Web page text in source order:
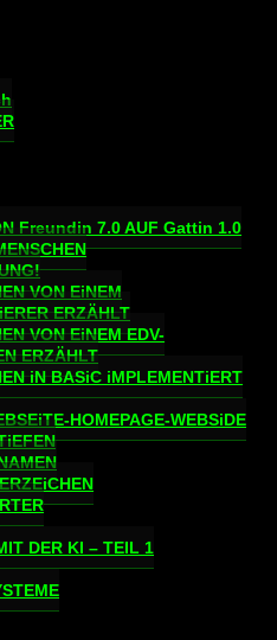
Freundin 7.0 AUF Gattin 1.0
VON EiNEM
ERZÄHLT
VON EiNEM EDV-
ERZÄHLT
iN BASiC iMPLEMENTiERT
HOMEPAGE-WEBSiDE
DER KI – TEIL 1